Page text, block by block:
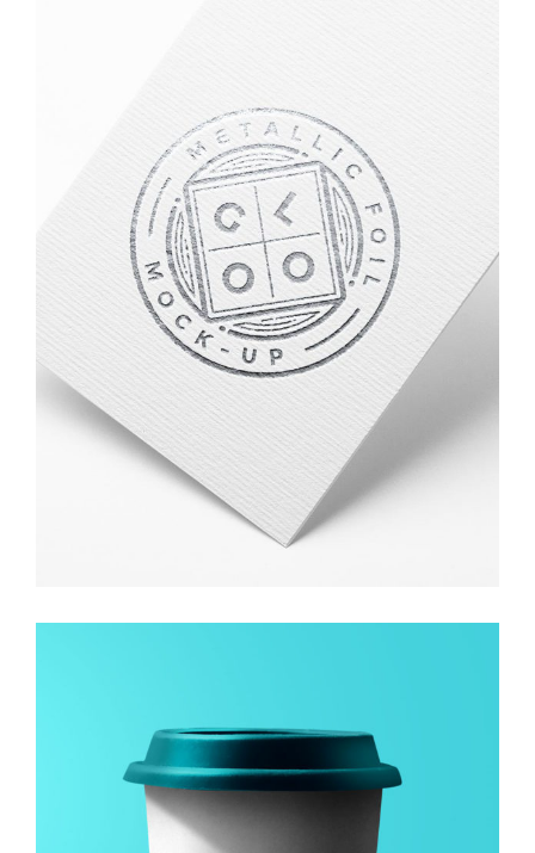
PROJECT SERVICE STYLE TWO
Design / Logo